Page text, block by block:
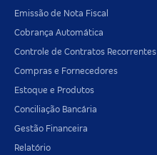
Emissão de Nota Fiscal
Cobrança Automática
Controle de Contratos Recorrentes
Compras e Fornecedores
Estoque e Produtos
Conciliação Bancária
Gestão Financeira
Relatório